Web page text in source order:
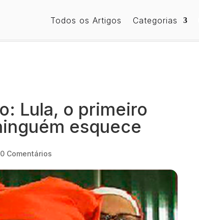
Todos os Artigos Categorias
Lula, o primeiro
esquece
0 Comentários